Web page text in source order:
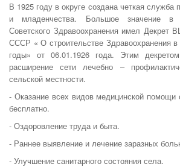
В 1925 году в округе создана четкая служба
и младенчества. Большое значение в
Советского Здравоохранения имел
СССР « О строительстве Здравоохранения
годы» от 06.01.1926 года. Этим декретом
расширение сети лечебно –
сельской местности.
- Оказание всех видов медицинской помощи
бесплатно.
- Оздоровление труда и быта.
- Раннее выявление и лечение заразных
- Улучшение санитарного состояния села.